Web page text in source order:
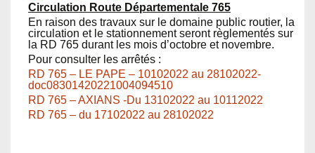
Circulation Route Départementale 765
En raison des travaux sur le domaine public routier, la
circulation et le stationnement seront règlementés sur
la RD 765 durant les mois d’octobre et novembre.
Pour consulter les arrêtés :
RD 765 – LE PAPE – 10102022 au 28102022-
doc08301420221004094510
RD 765 – AXIANS -Du 13102022 au 10112022
RD 765 – du 17102022 au 28102022